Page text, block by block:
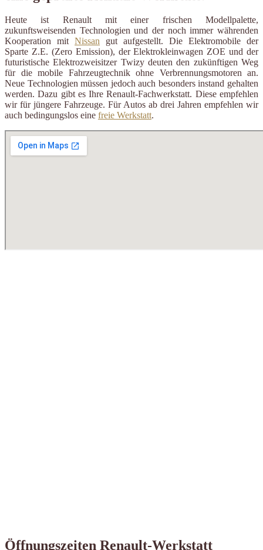
Heute ist Renault mit einer frischen Modellpalette,
zukunftsweisenden Technologien und der noch immer währenden
Kooperation mit Nissan gut aufgestellt. Die Elektromobile der
Sparte Z.E. (Zero Emission), der Elektrokleinwagen ZOE und der
futuristische Elektrozweisitzer Twizy deuten den zukünftigen Weg
für die mobile Fahrzeugtechnik ohne Verbrennungsmotoren an.
Neue Technologien müssen jedoch auch besonders instand gehalten
werden. Dazu gibt es Ihre Renault-Fachwerkstatt. Diese empfehlen
wir für jüngere Fahrzeuge. Für Autos ab drei Jahren empfehlen wir
auch bedingungslos eine freie Werkstatt.
Öffnungszeiten Renault-Werkstatt